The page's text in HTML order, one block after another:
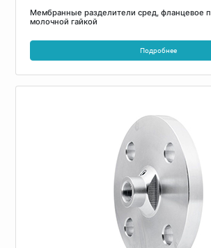
Мембранные разделители сред, фланцевое
молочной гайкой
Подробнее